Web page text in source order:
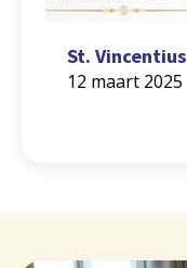
St.
12 maart 2025